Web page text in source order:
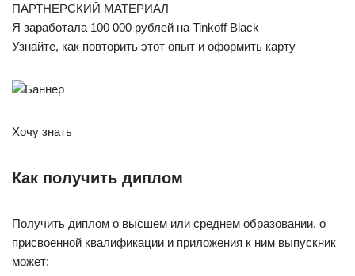
ПАРТНЕРСКИЙ МАТЕРИАЛ
Я заработала 100 000 рублей на Tinkoff Black
Узнайте, как повторить этот опыт и оформить карту
Хочу знать
Как получить диплом
Получить диплом о высшем или среднем образовании, о
присвоенной квалификации и приложения к ним выпускник
может: